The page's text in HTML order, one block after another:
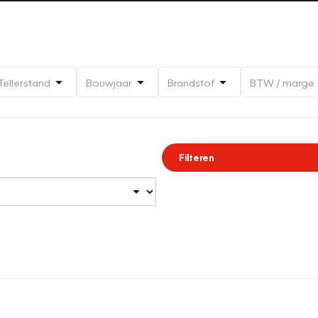
Bouwjaar Brandstof BTW / marge
Filteren